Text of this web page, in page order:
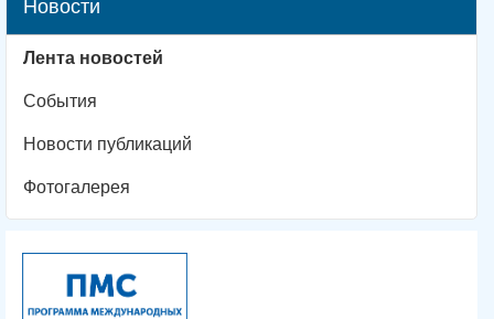
Новости
Лента новостей
События
Новости публикаций
Фотогалерея